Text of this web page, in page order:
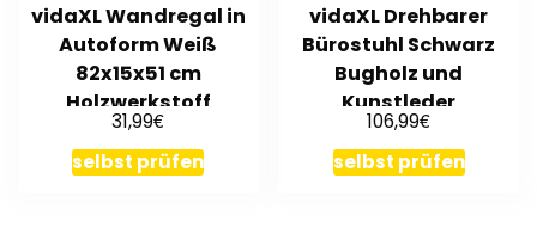
vidaXL Wandregal in
Autoform Weiß
82x15x51 cm
Holzwerkstoff
31,99€
selbst prüfen
vidaXL Drehbarer
Bürostuhl Schwarz
Bugholz und
Kunstleder
106,99€
selbst prüfen